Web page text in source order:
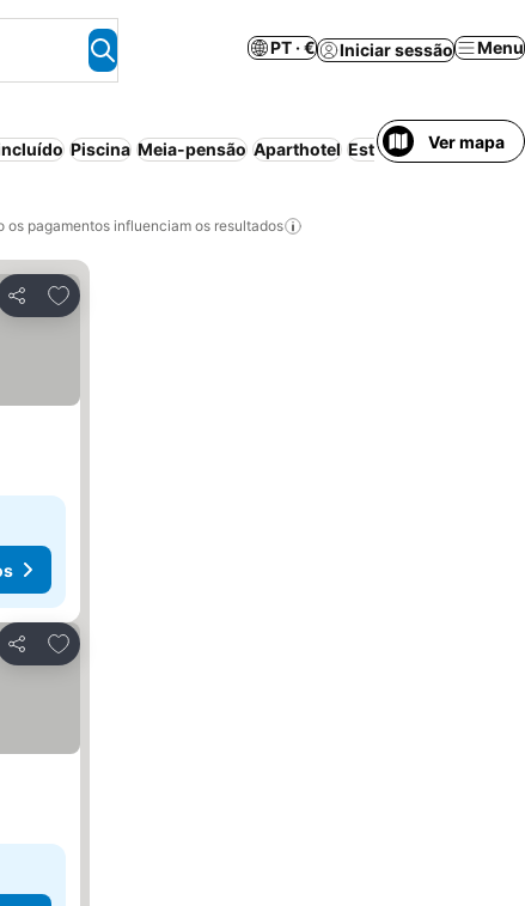
PT · € Iniciar sessão Menu
Piscina Meia-pensão Aparthotel Estacionamento
Ver mapa
os pagamentos influenciam os resultados
Partilhar
Adicionar aos favoritos
Partilhar
Adicionar aos favoritos